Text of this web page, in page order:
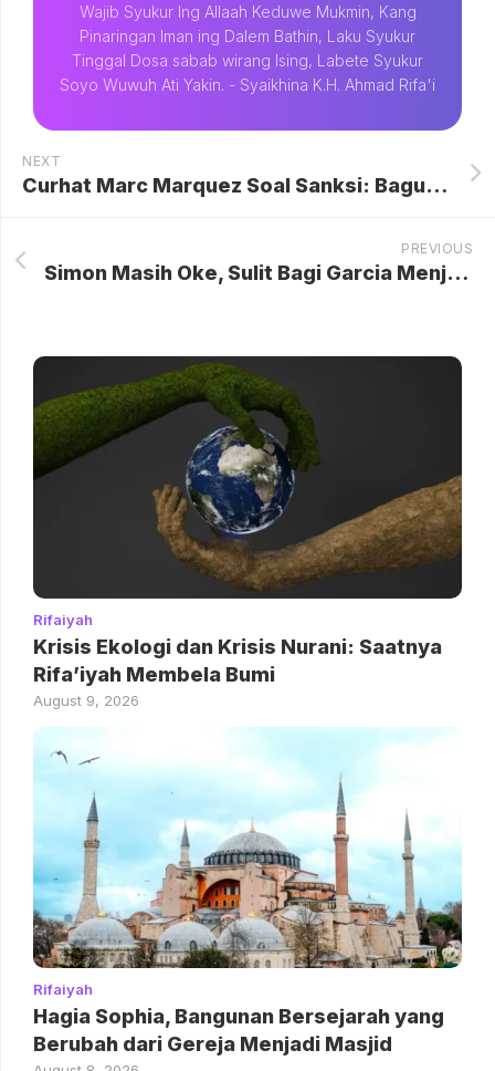
Wajib Syukur Ing Allaah Keduwe Mukmin, Kang
Pinaringan Iman ing Dalem Bathin, Laku Syukur
Tinggal Dosa sabab wirang Ising, Labete Syukur
Soyo Wuwuh Ati Yakin. - Syaikhina K.H. Ahmad Rifa'i
NEXT
Curhat Marc Marquez Soal Sanksi: Bagus buat Tontonan, Tidak Bagi Saya
PREVIOUS
Simon Masih Oke, Sulit Bagi Garcia Menjadi Kiper Utama Spanyol
Rifaiyah
Krisis Ekologi dan Krisis Nurani: Saatnya
Rifa’iyah Membela Bumi
August 9, 2026
Rifaiyah
Hagia Sophia, Bangunan Bersejarah yang
Berubah dari Gereja Menjadi Masjid